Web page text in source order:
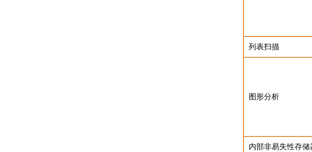
列表扫描
图形分析
内部非易失性存储